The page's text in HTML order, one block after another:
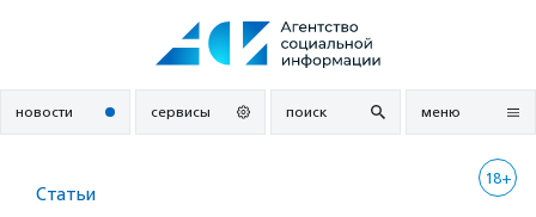
новости сервисы поиск меню
18+
Статьи